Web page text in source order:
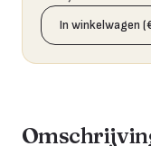
In winkelwagen